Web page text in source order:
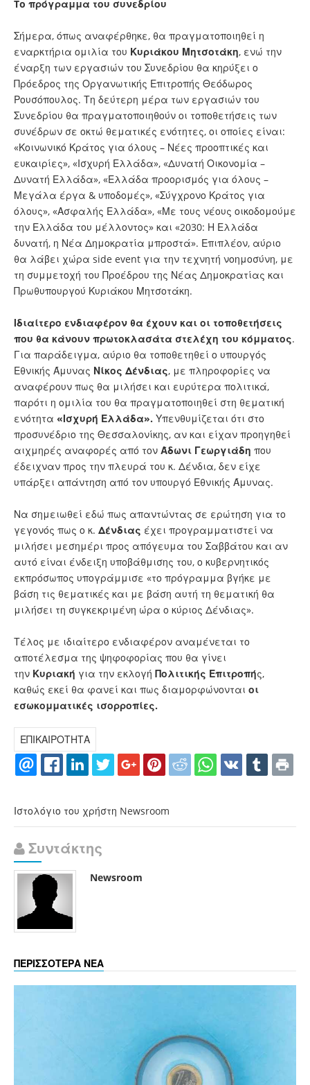
To πρόγραμμα του συνεδρίου
Σήμερα, όπως αναφέρθηκε, θα πραγματοποιηθεί η
εναρκτήρια ομιλία του Κυριάκου Μητσοτάκη, ενώ την
έναρξη των εργασιών του Συνεδρίου θα κηρύξει ο
Πρόεδρος της Οργανωτικής Επιτροπής Θεόδωρος
Ρουσόπουλος. Τη δεύτερη μέρα των εργασιών του
Συνεδρίου θα πραγματοποιηθούν οι τοποθετήσεις των
συνέδρων σε οκτώ θεματικές ενότητες, οι οποίες είναι:
«Κοινωνικό Κράτος για όλους – Νέες προοπτικές και
ευκαιρίες», «Ισχυρή Ελλάδα», «Δυνατή Οικονομία –
Δυνατή Ελλάδα», «Ελλάδα προορισμός για όλους –
Μεγάλα έργα & υποδομές», «Σύγχρονο Κράτος για
όλους», «Ασφαλής Ελλάδα», «Με τους νέους οικοδομούμε
την Ελλάδα του μέλλοντος» και «2030: Η Ελλάδα
δυνατή, η Νέα Δημοκρατία μπροστά». Επιπλέον, αύριο
θα λάβει χώρα side event για την τεχνητή νοημοσύνη, με
τη συμμετοχή του Προέδρου της Νέας Δημοκρατίας και
Πρωθυπουργού Κυριάκου Μητσοτάκη.
Ιδιαίτερο ενδιαφέρον θα έχουν και οι τοποθετήσεις
που θα κάνουν πρωτοκλασάτα στελέχη του κόμματος.
Για παράδειγμα, αύριο θα τοποθετηθεί ο υπουργός
Εθνικής Άμυνας Νίκος Δένδιας, με πληροφορίες να
αναφέρουν πως θα μιλήσει και ευρύτερα πολιτικά,
παρότι η ομιλία του θα πραγματοποιηθεί στη θεματική
ενότητα «Ισχυρή Ελλάδα». Υπενθυμίζεται ότι στο
προσυνέδριο της Θεσσαλονίκης, αν και είχαν προηγηθεί
αιχμηρές αναφορές από τον Άδωνι Γεωργιάδη που
έδειχναν προς την πλευρά του κ. Δένδια, δεν είχε
υπάρξει απάντηση από τον υπουργό Εθνικής Άμυνας.
Να σημειωθεί εδώ πως απαντώντας σε ερώτηση για το
γεγονός πως ο κ. Δένδιας έχει προγραμματιστεί να
μιλήσει μεσημέρι προς απόγευμα του Σαββάτου και αν
αυτό είναι ένδειξη υποβάθμισης του, ο κυβερνητικός
εκπρόσωπος υπογράμμισε «το πρόγραμμα βγήκε με
βάση τις θεματικές και με βάση αυτή τη θεματική θα
μιλήσει τη συγκεκριμένη ώρα ο κύριος Δένδιας».
Τέλος με ιδιαίτερο ενδιαφέρον αναμένεται το
αποτέλεσμα της ψηφοφορίας που θα γίνει
την Κυριακή για την εκλογή Πολιτικής Επιτροπής,
καθώς εκεί θα φανεί και πως διαμορφώνονται οι
εσωκομματικές ισορροπίες.
ΕΠΙΚΑΙΡΟΤΗΤΑ
Ιστολόγιο του χρήστη Newsroom
Συντάκτης
Newsroom
ΠΕΡΙΣΣΟΤΕΡΑ ΝΕΑ